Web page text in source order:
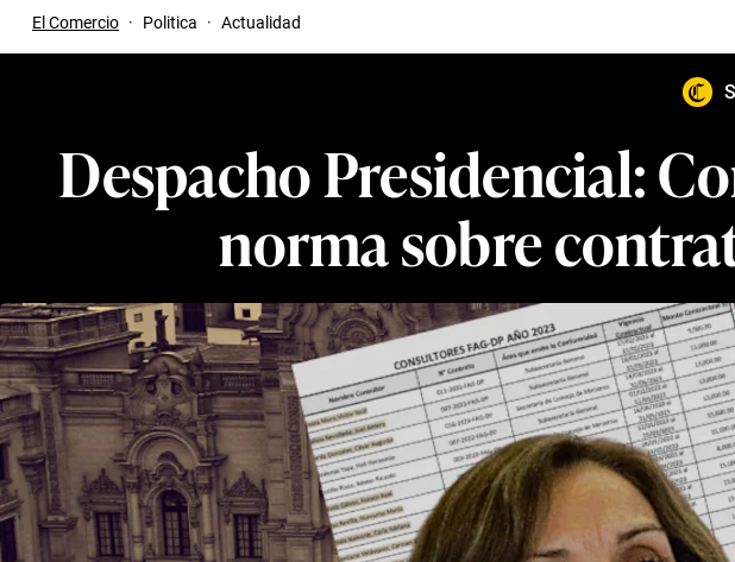
El Comercio · Politica · Actualidad
Despacho Presidencial:
norma sobre